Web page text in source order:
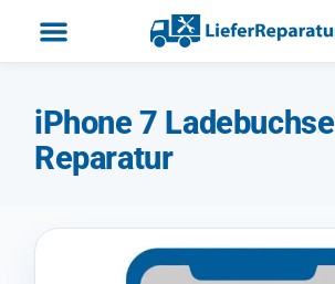
iPhone 7 Ladebuchse
Reparatur